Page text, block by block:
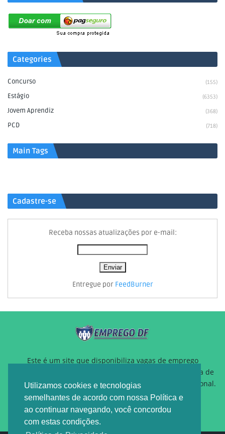
Utilizamos cookies e tecnologias
semelhantes de acordo com nossa Política e
ao continuar navegando, você concordou
com estas condições.
Categories
Concurso (155)
Estágio (6353)
Jovem Aprendiz (368)
PCD (718)
Main Tags
Cadastre-se
Receba nossas atualizações por e-mail:
Entregue por FeedBurner
Este é um site que disponibiliza vagas de emprego
gratuitamente para auxiliar pessoas que estão a procura de
um novo emprego ou querem reposicionamento profissional.